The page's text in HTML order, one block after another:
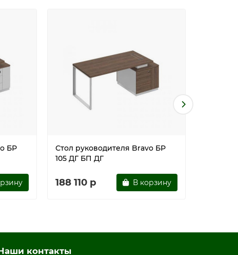
БР
Стол руководителя Bravo БР
105 ДГ БП ДГ
188 110 р В корзину
контакты